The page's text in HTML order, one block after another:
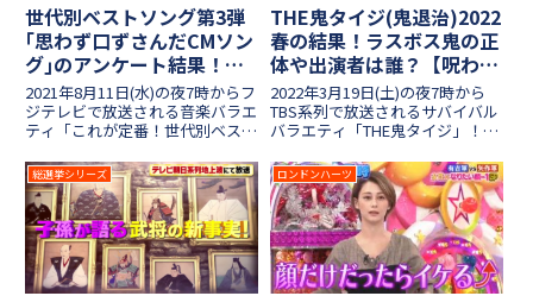
世代別ベストソング第3弾
｢思わず口ずさんだCMソン
グ｣のアンケート結果！
【2021年8月11日放送】
2021年8月11日(水)の夜7時からフ
ジテレビで放送される音楽バラエ
ティ「これが定番！世代別ベスト
ション」！第2弾となる今回は
「夏の名曲」「思わず口ずさんだ
CMソング」「LIVEで盛り上がる
うた」といった3つ...
THE鬼タイジ(鬼退治)2022
春の結果！ラスボス鬼の正
体や出演者は誰？【呪われ
た房総半島編】
2022年3月19日(土)の夜7時から
TBS系列で放送されるサバイバル
バラエティ「THE鬼タイジ」！今
うことで、千葉県の房総半島やホ
テル三日月で53体の鬼と戦いま
す。豪華な出場メンバー16人がチ
ーム別に分かれ、...
総選挙シリーズ ロンドンハーツ